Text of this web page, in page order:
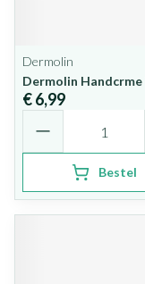
Dermolin
Dermolin Handcrme
€ 6,99
Bestel